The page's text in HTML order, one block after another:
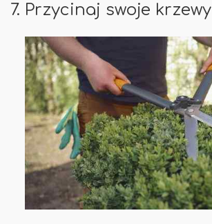
7. Przycinaj swoje krzewy